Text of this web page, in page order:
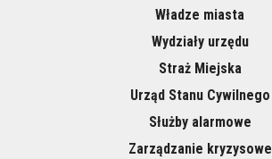
Władze miasta
Wydziały urzędu
Straż Miejska
Urząd Stanu Cywilnego
Służby alarmowe
Zarządzanie kryzysowe